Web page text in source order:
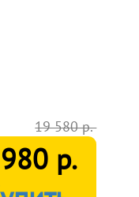
19 580 р.
р.